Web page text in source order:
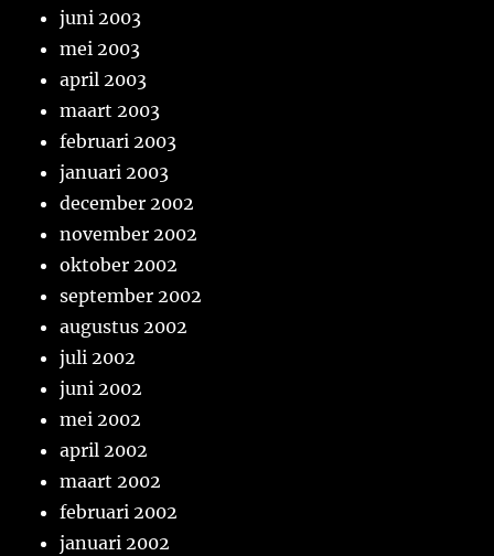
juni 2003
mei 2003
april 2003
maart 2003
februari 2003
januari 2003
december 2002
november 2002
oktober 2002
september 2002
augustus 2002
juli 2002
juni 2002
mei 2002
april 2002
maart 2002
februari 2002
januari 2002